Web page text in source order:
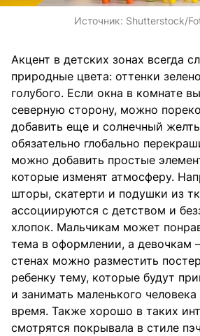
Источник: Shutterstock/
Акцент в детских зонах всегда
природные цвета: оттенки
голубого. Если окна в комнате
северную сторону, можно
добавить еще и солнечный
обязательно глобально
можно добавить простые
которые изменят атмосферу.
шторы, скатерти и подушки из
ассоциируются с детством и
хлопок. Мальчикам может
тема в оформлении, а девочкам
стенах можно разместить
ребенку тему, которые будут
и занимать маленького
время. Также хорошо в таких
смотрятся покрывала в стиле